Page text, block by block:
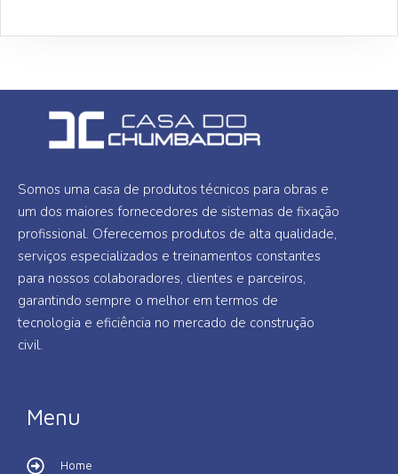
Somos uma casa de produtos técnicos para obras e
um dos maiores fornecedores de sistemas de fixação
profissional. Oferecemos produtos de alta qualidade,
serviços especializados e treinamentos constantes
para nossos colaboradores, clientes e parceiros,
garantindo sempre o melhor em termos de
tecnologia e eficiência no mercado de construção
civil.
Menu
Home